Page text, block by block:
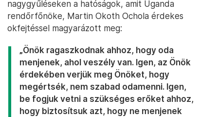
nagygyűléseken a hatóságok, amit Uganda
rendőrfőnöke, Martin Okoth Ochola érdekes
okfejtéssel magyarázott meg:
„Önök ragaszkodnak ahhoz, hogy oda
menjenek, ahol veszély van. Igen, az Önök
érdekében verjük meg Önöket, hogy
megértsék, nem szabad odamenni. Igen,
be fogjuk vetni a szükséges erőket ahhoz,
hogy biztosítsuk azt, hogy ne menjenek